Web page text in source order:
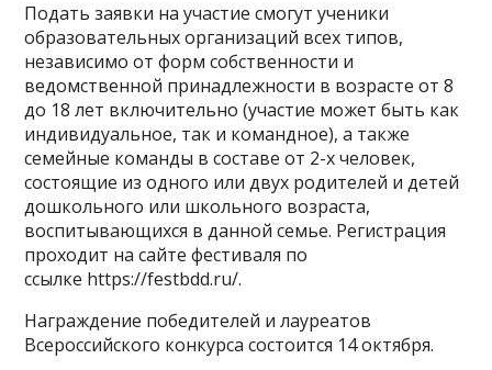
Подать заявки на участие смогут ученики
образовательных организаций всех типов,
независимо от форм собственности и
ведомственной принадлежности в возрасте от 8
до 18 лет включительно (участие может быть как
индивидуальное, так и командное), а также
семейные команды в составе от 2-х человек,
состоящие из одного или двух родителей и детей
дошкольного или школьного возраста,
воспитывающихся в данной семье. Регистрация
проходит на сайте фестиваля по
ссылке https://festbdd.ru/.
Награждение победителей и лауреатов
Всероссийского конкурса состоится 14 октября.